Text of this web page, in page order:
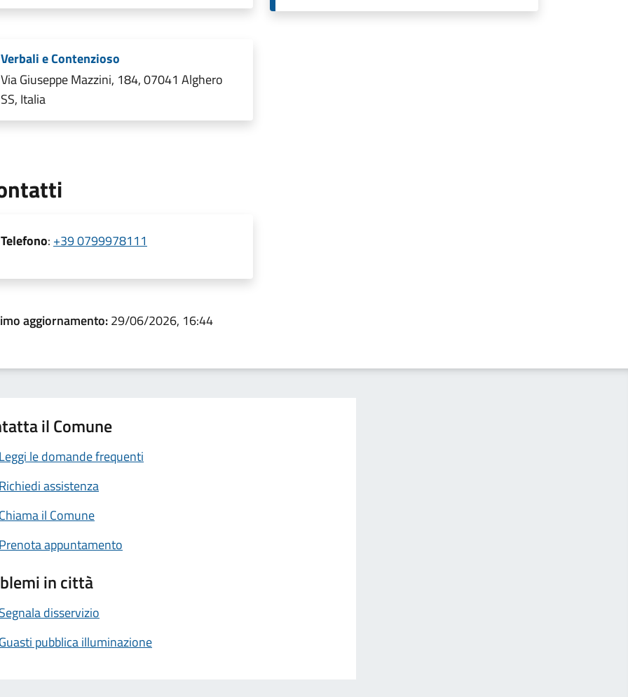
Verbali e Contenzioso
Via Giuseppe Mazzini, 184, 07041 Alghero
SS, Italia
Telefono: +39 0799978111
aggiornamento:29/06/2026, 16:44
il Comune
le domande frequenti
assistenza
il Comune
appuntamento
in città
disservizio
pubblica illuminazione